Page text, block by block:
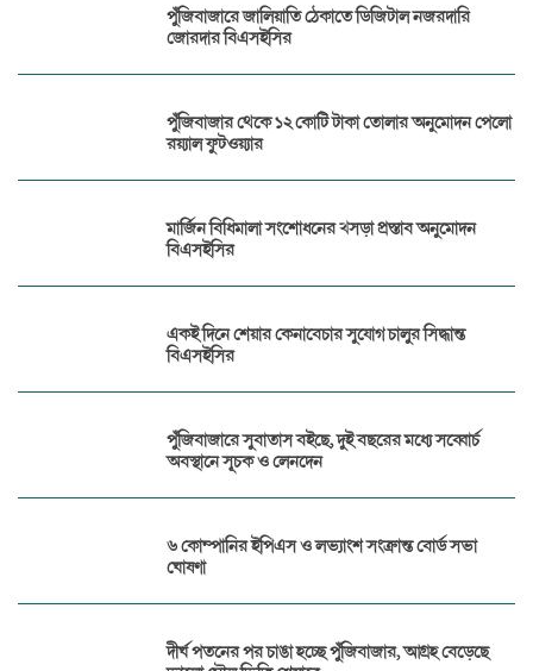
পুঁজিবাজারে জালিয়াতি ঠেকাতে ডিজিটাল নজরদারি
জোরদার বিএসইসির
পুঁজিবাজার থেকে ১২ কোটি টাকা তোলার অনুমোদন পেলো
রয়্যাল ফুটওয়্যার
মার্জিন বিধিমালা সংশোধনের খসড়া প্রস্তাব অনুমোদন
বিএসইসির
একই দিনে শেয়ার কেনাবেচার সুযোগ চালুর সিদ্ধান্ত
বিএসইসির
পুঁজিবাজারে সুবাতাস বইছে, দুই বছরের মধ্যে সব্বোর্চ
অবস্থানে সূচক ও লেনদেন
৬ কোম্পানির ইপিএস ও লভ্যাংশ সংক্রান্ত বোর্ড সভা
ঘোষণা
দীর্ঘ পতনের পর চাঙা হচ্ছে পুঁজিবাজার, আগ্রহ বেড়েছে